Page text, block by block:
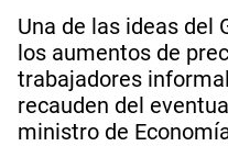
Una de las ideas del
los aumentos de
trabajadores
recauden del
ministro de